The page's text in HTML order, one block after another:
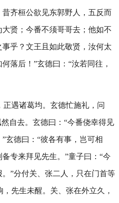
齐桓公欲见东郭野人，五反而
贤；今番不须哥哥去；他如不
乎？文王且如此敬贤，汝何太
落后！”玄德曰：“汝若同往，
遇诸葛均。玄德忙施礼，问
自去。玄德曰：“今番侥幸得见
玄德曰：“彼各有事，岂可相
专来拜见先生。”童子曰：“今
”分付关、张二人，只在门首等
先生未醒。关、张在外立久，